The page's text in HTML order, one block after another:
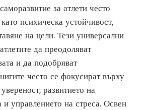
за атлети често
психическа устойчивост,
на цели. Тези универсални
да преодоляват
и да подобряват
често се фокусират върху
развитието на
и управлението на стреса. Освен